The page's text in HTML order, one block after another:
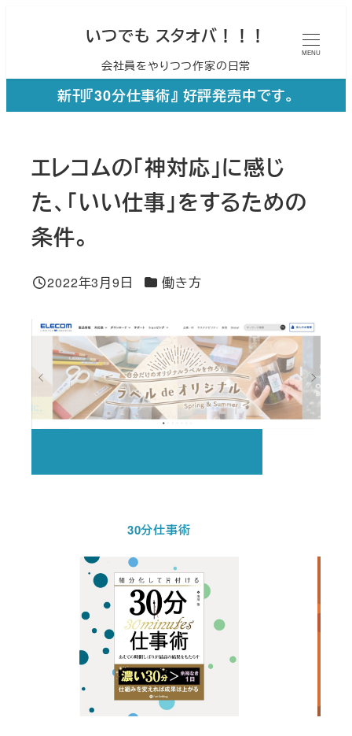
ン
いつでも スタオバ！！！
会社員をやりつつ作家の日常
MENU
新刊『30分仕事術』 好評発売中です。
エレコムの「神対応」に感じ
た、「いい仕事」をするための
条件。
投稿日
2022年3月9日 カテゴリー
働き方
30分仕事術